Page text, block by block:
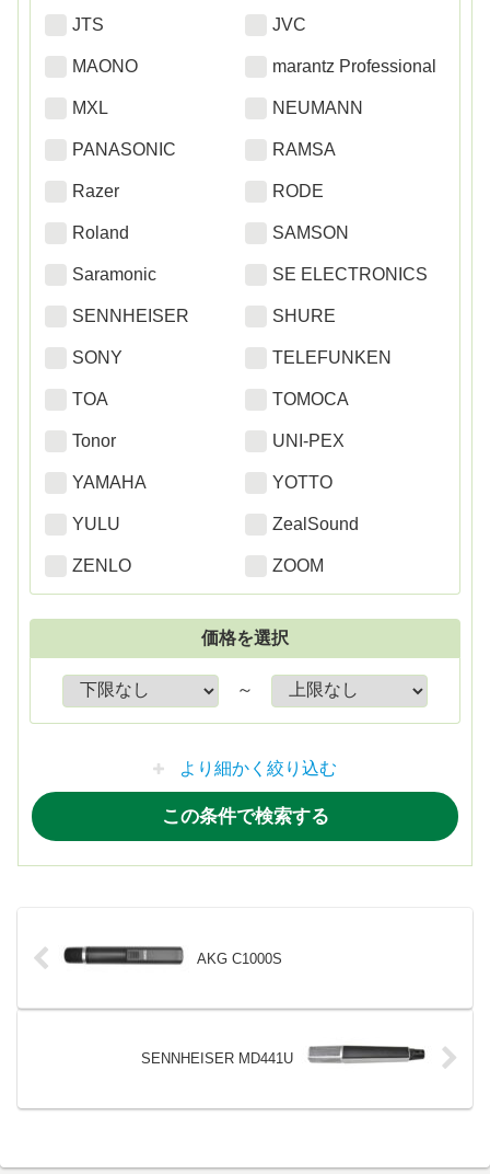
JTS JVC
MAONO marantz Professional
MXL NEUMANN
PANASONIC RAMSA
Razer RODE
Roland SAMSON
Saramonic SE ELECTRONICS
SENNHEISER SHURE
SONY TELEFUNKEN
TOA TOMOCA
Tonor UNI-PEX
YAMAHA YOTTO
YULU ZealSound
ZENLO ZOOM
価格を選択
～
より細かく絞り込む
AKG C1000S
SENNHEISER MD441U